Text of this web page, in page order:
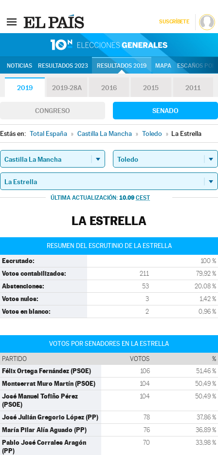
SUSCRÍBETE
NOTICIAS RESULTADOS 2023 RESULTADOS 2019 MAPA ESCAÑOS
2019 2019-28A 2016 2015 2011
CONGRESO SENADO
Estás en: Total España » Castilla La Mancha » Toledo » La Estrella
ÚLTIMA ACTUALIZACIÓN: 10.09 CEST
LA ESTRELLA
RESUMEN DEL ESCRUTINIO DE LA ESTRELLA
Escrutado: 100 %
Votos contabilizados: 211 79,92 %
Abstenciones: 53 20,08 %
Votos nulos: 3 1,42 %
Votos en blanco: 2 0,96 %
VOTOS POR SENADORES EN LA ESTRELLA
PARTIDO VOTOS %
Félix Ortega Fernández (PSOE) 106 51,46 %
Montserrat Muro Martín (PSOE) 104 50,49 %
José Manuel Tofiño Pérez
(PSOE)
104 50,49 %
José Julián Gregorio López (PP) 78 37,86 %
María Pilar Alía Aguado (PP) 76 36,89 %
Pablo José Corrales Aragón
(PP)
70 33,98 %